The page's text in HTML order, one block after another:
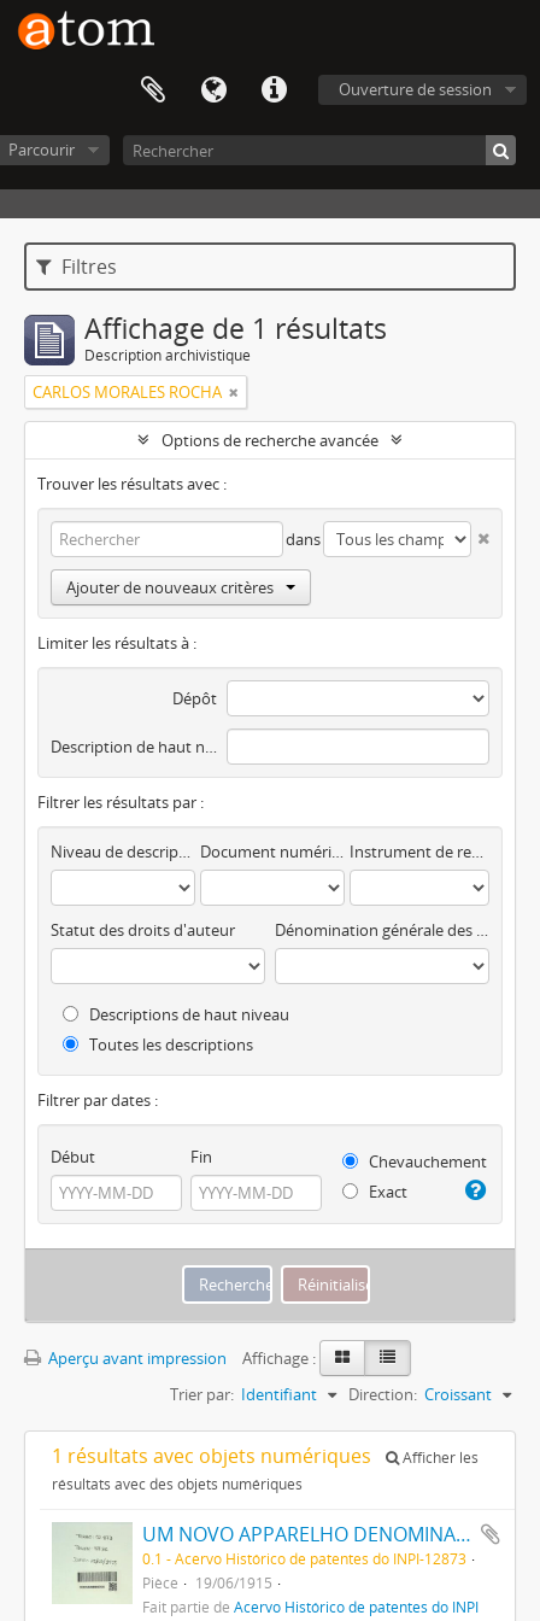
Ouverture de session
Parcourir
Filtres
Affichage de 1 résultats
Description archivistique
CARLOS MORALES ROCHA
Options de recherche avancée
Trouver les résultats avec :
dans
Ajouter de nouveaux critères
Limiter les résultats à :
Dépôt
Description de haut niveau
Filtrer les résultats par :
Niveau de description Document numérique disponible Instrument de recherche
Statut des droits d'auteur Dénomination générale des documents
Descriptions de haut niveau
Toutes les descriptions
Filtrer par dates :
Début Fin
Chevauchement
Exact
Aperçu avant impression
Affichage :
Trier par: Identifiant Direction: Croissant
1 résultats avec objets numériques
Afficher les
résultats avec des objets numériques
UM NOVO APPARELHO DENOMINADO IDEAL MERCHANT DESTINADO A SERVIR NOS ESTABELECIMENTOS COMMERCIAES PARA PROVOCAR O AUGMENTO DAS VENDAS
0.1 - Acervo Histórico de patentes do INPI-12873
Pièce
19/06/1915
Fait partie de Acervo Histórico de patentes do INPI